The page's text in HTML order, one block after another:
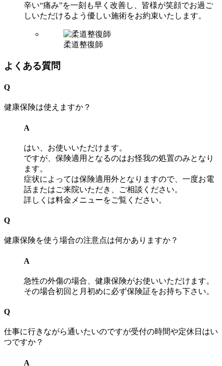
辛い“痛み”を一刻も早く改善し、皆様が笑顔でお過ご
しいただけるよう優しい施術をお約束いたします。
柔道整復師
よくある質問
Q
健康保険は使えますか？
A
はい、お使いいただけます。
ですが、保険適用となるのはお怪我の処置のみとなり
ます。
症状によっては保険適用外となりますので、一度お電
話またはご来院いただき、ご相談ください。
詳しくは料金メニューをご覧ください。
Q
健康保険を使う場合の注意点は何かありますか？
A
急性の外傷の場合、健康保険がお使いいただけます。
その場合初回と月初めに必ず保険証をお持ち下さい。
Q
仕事に行きながら通いたいのですが受付の時間や定休日はい
つですか？
A